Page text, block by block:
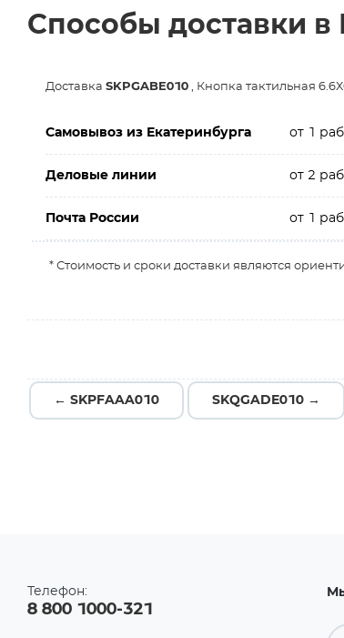
Способы доставки в
Доставка SKPGABE010 , Кнопка тактильная
Самовывоз из Екатеринбурга от 1
Деловые линии от 2
Почта России от 1
* Стоимость и сроки доставки являются
← SKPFAAA010 SKQGADE010 →
Телефон:
8 800 1000-321